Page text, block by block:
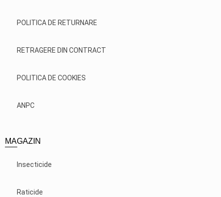
POLITICA DE RETURNARE
RETRAGERE DIN CONTRACT
POLITICA DE COOKIES
ANPC
MAGAZIN
Insecticide
Raticide